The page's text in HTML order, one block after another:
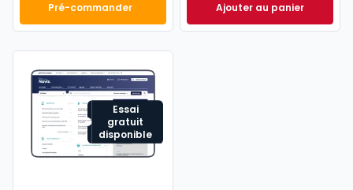
Pré-commanderMémento Sociétés commerciales 2027 à 189,00 €
Ajouter au panier
Mémento Droit
Essai
gratuit
disponible